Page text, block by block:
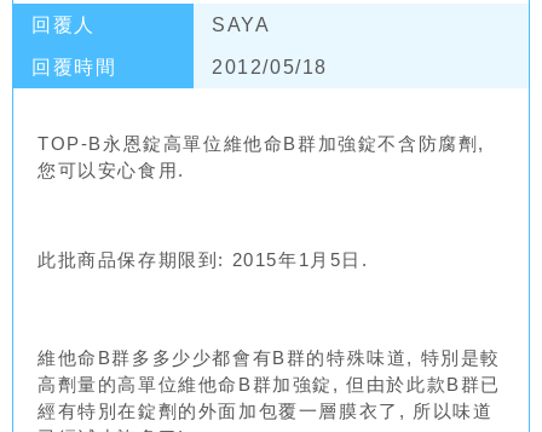
回覆人 SAYA
回覆時間 2012/05/18
TOP-B永恩錠高單位維他命B群加強錠不含防腐劑,
您可以安心食用.
此批商品保存期限到: 2015年1月5日.
維他命B群多多少少都會有B群的特殊味道, 特別是較
高劑量的高單位維他命B群加強錠, 但由於此款B群已
經有特別在錠劑的外面加包覆一層膜衣了, 所以味道